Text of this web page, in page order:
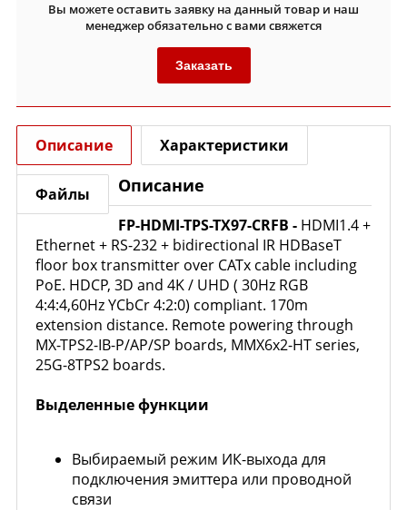
Вы можете оставить заявку на данный товар и наш
менеджер обязательно с вами свяжется
Заказать
Описание Характеристики
Файлы Описание
FP-HDMI-TPS-TX97-CRFB - HDMI1.4 +
Ethernet + RS-232 + bidirectional IR HDBaseT
floor box transmitter over CATx cable including
PoE. HDCP, 3D and 4K / UHD ( 30Hz RGB
4:4:4,60Hz YCbCr 4:2:0) compliant. 170m
extension distance. Remote powering through
MX-TPS2-IB-P/AP/SP boards, MMX6x2-HT series,
25G-8TPS2 boards.
Выделенные функции
Выбираемый режим ИК-выхода для
подключения эмиттера или проводной
связи